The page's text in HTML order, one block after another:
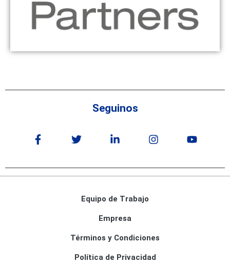
Seguinos
Equipo de Trabajo
Empresa
Términos y Condiciones
Política de Privacidad